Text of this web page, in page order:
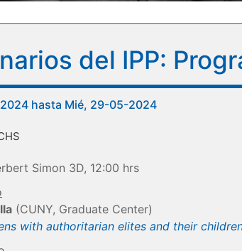
del IPP:
hasta Mié, 29-05-2024
Simon 3D, 12:00 hrs
(CUNY, Graduate Center)
with authoritarian elites and their